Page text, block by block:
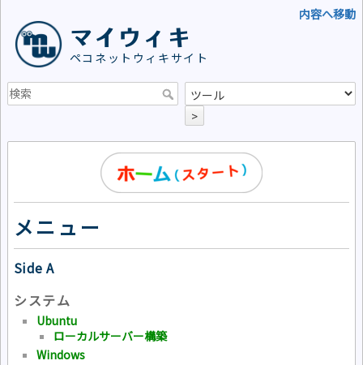
内容へ移動
マイウィキ
ペコネットウィキサイト
>
メニュー
Side A
システム
Ubuntu
ローカルサーバー構築
Windows